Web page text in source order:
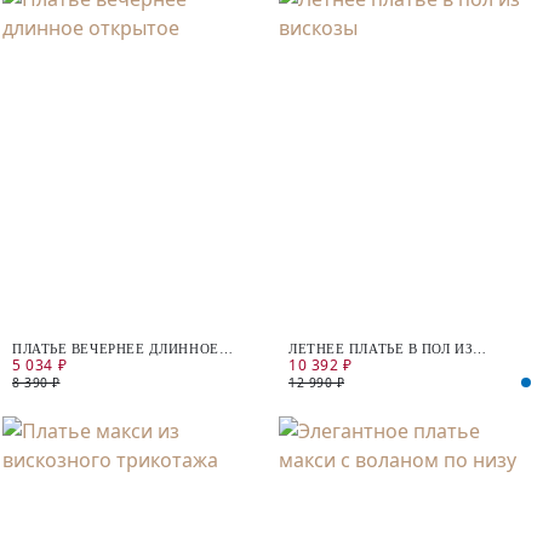
ПЛАТЬЕ ВЕЧЕРНЕЕ ДЛИННОЕ
ОТКРЫТОЕ
5 034 ₽
8 390 ₽
ЛЕТНЕЕ ПЛАТЬЕ В ПОЛ ИЗ
ВИСКОЗЫ
10 392 ₽
12 990 ₽